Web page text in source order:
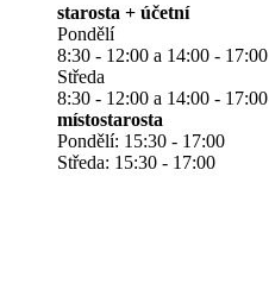
starosta + účetní
Pondělí
8:30 - 12:00 a 14:00 - 17:00
Středa
8:30 - 12:00 a 14:00 - 17:00
místostarosta
Pondělí: 15:30 - 17:00
Středa: 15:30 - 17:00